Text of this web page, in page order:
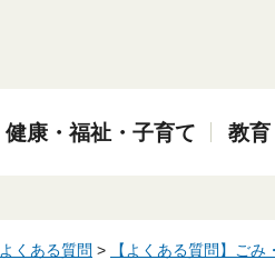
健康・福祉・子育て 教育
よくある質問 > 【よくある質問】ごみ